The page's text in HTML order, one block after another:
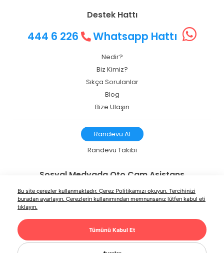
Bu site çerezler kullanmaktadır. Çerez Politikamızı okuyun. Tercihinizi
buradan ayarlayın. Çerezlerin kullanımından memnunsanız lütfen kabul eti
tıklayın.
Tümünü Kabul Et
Destek Hattı
444 6 226 Whatsapp Hattı
Nedir?
Biz Kimiz?
Sıkça Sorulanlar
Blog
Bize Ulaşın
Randevu Al
Randevu Takibi
Sosyal Medyada Oto Cam Asistans
Çağrı Merkezi Çalışma Saatlerimiz
Pazartesi-Cuma 08:00 – 18:00